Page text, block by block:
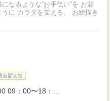
なるような“お手伝い”を お願
全額支給
09：00〜18：...